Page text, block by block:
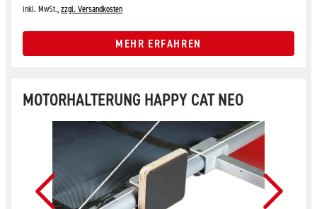
inkl. MwSt.,zzgl. Versandkosten
MEHR ERFAHREN
MOTORHALTERUNG HAPPY CAT NEO